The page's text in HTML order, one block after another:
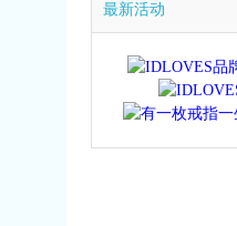
最新活动